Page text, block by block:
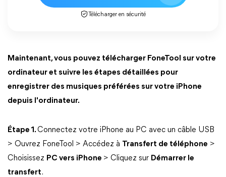
Télécharger en sécurité
Maintenant, vous pouvez télécharger FoneTool sur votre
ordinateur et suivre les étapes détaillées pour
enregistrer des musiques préférées sur votre iPhone
depuis l'ordinateur.
Étape 1.Connectez votre iPhone au PC avec un câble USB
> Ouvrez FoneTool > Accédez à Transfert de téléphone >
Choisissez PC vers iPhone > Cliquez sur Démarrer le
transfert.